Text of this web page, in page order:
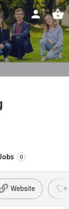
0
Website